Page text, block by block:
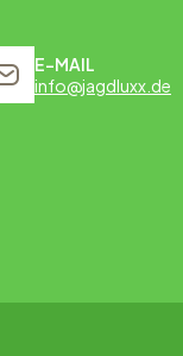
E-MAIL
info@jagdluxx.de